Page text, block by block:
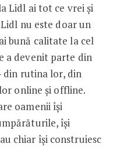
Lidl ai tot ce vrei și
nu este doar un
bună calitate la cel
a devenit parte din
din rutina lor, din
online și offline.
oamenii își
își
chiar își construiesc